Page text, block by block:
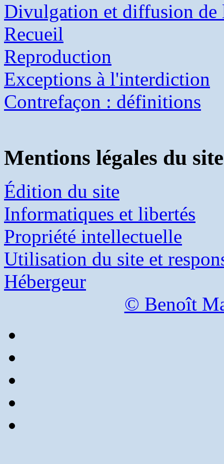
Divulgation et diffusion
Recueil
Reproduction
Exceptions à l'interdiction
Contrefaçon : définitions
Mentions légales du site
Édition du site
Informatiques et libertés
Propriété intellectuelle
Utilisation du site et
Hébergeur
© Benoît